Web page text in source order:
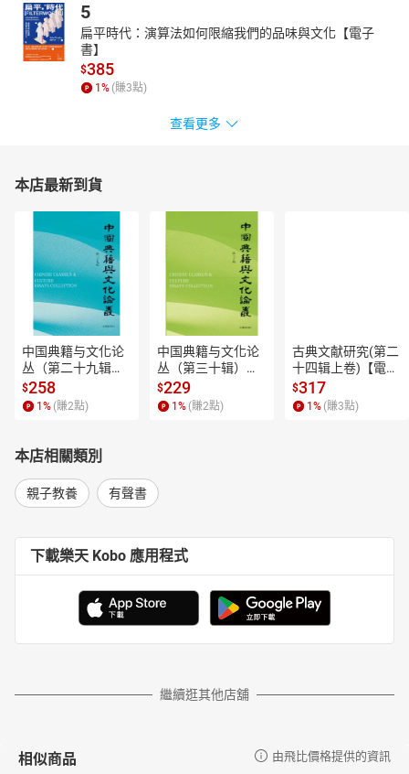
5
扁平時代：演算法如何限縮我們的品味與文化【電子
書】
$385
1 % (賺3點)
查看更多
本店最新到貨
中国典籍与文化论
丛（第二十九辑）
【電子書】
$258
1 % (賺2點)
中国典籍与文化论
丛（第三十辑）
【電子書】
$229
1 % (賺2點)
古典文献研究(第二
十四辑上卷)【電子
書】
$317
1 % (賺3點)
本店相關類別
親子教養 有聲書
下載樂天 Kobo 應用程式
繼續逛其他店舖
相似商品 由飛比價格提供的資訊